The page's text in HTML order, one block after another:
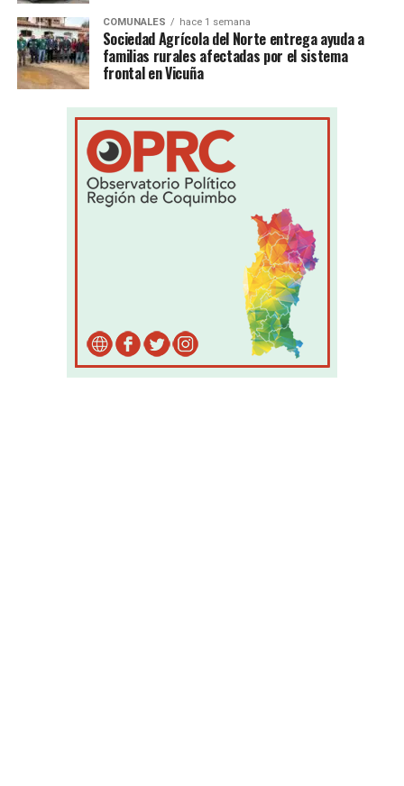
COMUNALES hace 1 semana
Sociedad Agrícola del Norte entrega ayuda a
familias rurales afectadas por el sistema
frontal en Vicuña